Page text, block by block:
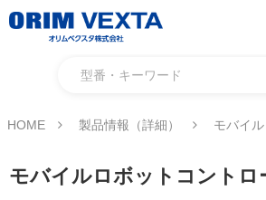
HOME 製品情報（詳細） モバイ
モバイルロボットコント